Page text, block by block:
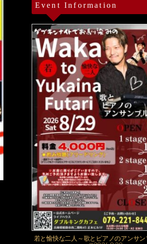
Event Information
若と愉快な二人～歌とピアノのアンサ